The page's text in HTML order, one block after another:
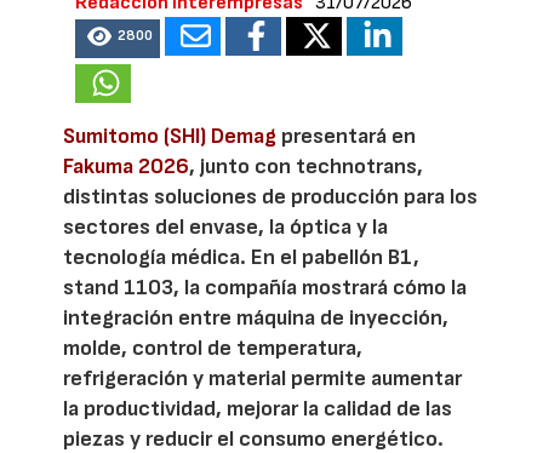
2800
Sumitomo (SHI) Demag presentará en
Fakuma 2026, junto con technotrans,
distintas soluciones de producción para los
sectores del envase, la óptica y la
tecnología médica. En el pabellón B1,
stand 1103, la compañía mostrará cómo la
integración entre máquina de inyección,
molde, control de temperatura,
refrigeración y material permite aumentar
la productividad, mejorar la calidad de las
piezas y reducir el consumo energético.